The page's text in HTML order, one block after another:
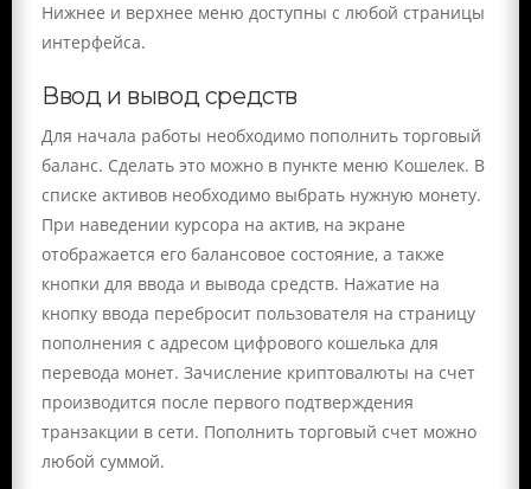
Нижнее и верхнее меню доступны с любой страницы
интерфейса.
Ввод и вывод средств
Для начала работы необходимо пополнить торговый
баланс. Сделать это можно в пункте меню Кошелек. В
списке активов необходимо выбрать нужную монету.
При наведении курсора на актив, на экране
отображается его балансовое состояние, а также
кнопки для ввода и вывода средств. Нажатие на
кнопку ввода перебросит пользователя на страницу
пополнения с адресом цифрового кошелька для
перевода монет. Зачисление криптовалюты на счет
производится после первого подтверждения
транзакции в сети. Пополнить торговый счет можно
любой суммой.